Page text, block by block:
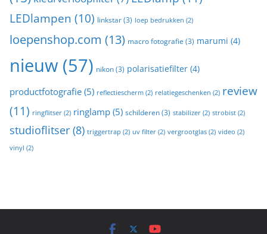
LEDlampen (10) linkstar(3) loep bedrukken (2)
loepenshop.com (13) macro fotografie (3) marumi (4)
nieuw (57) nikon(3) polarisatiefilter (4)
productfotografie (5) reflectiescherm (2) relatiegeschenken (2) review
(11) ringflitser (2) ringlamp (5) schilderen(3) stabilizer (2) strobist (2)
studioflitser (8) triggertrap (2) uv filter (2) vergrootglas (2) video (2)
vinyl (2)